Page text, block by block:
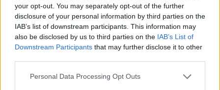
your opt-out. You may separately opt-out of the further
disclosure of your personal information by third parties on the
IAB’s list of downstream participants. This information may
also be disclosed by us to third parties on the IAB’s List of
Downstream Participants that may further disclose it to other
Please note that this website/app uses one or more Google
Personal Data Processing Opt Outs
Beck e King impressionano nel debutto NFL: i dettagli
della partita